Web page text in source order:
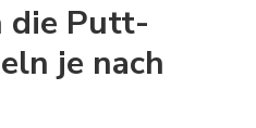
die Putt-
je nach